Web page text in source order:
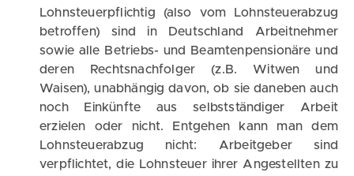
Lohnsteuerpflichtig (also vom Lohnsteuerabzug
betroffen) sind in Deutschland Arbeitnehmer
sowie alle Betriebs- und Beamtenpensionäre und
deren Rechtsnachfolger (z.B. Witwen und
Waisen), unabhängig davon, ob sie daneben auch
noch Einkünfte aus selbstständiger Arbeit
erzielen oder nicht. Entgehen kann man dem
Lohnsteuerabzug nicht: Arbeitgeber sind
verpflichtet, die Lohnsteuer ihrer Angestellten zu